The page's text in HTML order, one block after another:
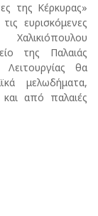
της Κέρκυρας»
ευρισκόμενες
της Παλαιάς
θα
μελωδήματα,
από παλαιές